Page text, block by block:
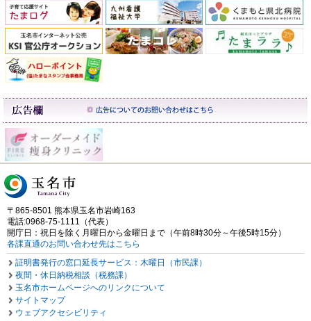
〒865-8501 熊本県玉名市岩崎163
電話:0968-75-1111（代表）
開庁日：祝日を除く月曜日から金曜日まで（午前8時30分～午後5時15分）
各課直通のお問い合わせ先はこちら
証明書発行の窓口延長サービス：木曜日（市民課）
夜間・休日納税相談（税務課）
玉名市ホームページへのリンクについて
サイトマップ
ウェブアクセシビリティ